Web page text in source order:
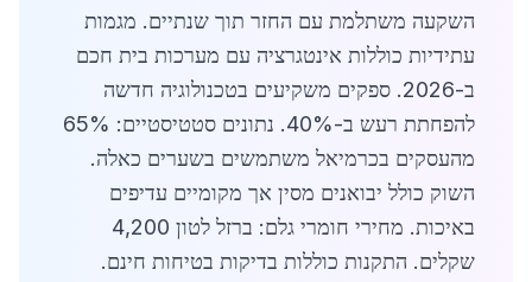
השקעה משתלמת עם החזר תוך שנתיים. מגמות
עתידיות כוללות אינטגרציה עם מערכות בית חכם
ב-2026. ספקים משקיעים בטכנולוגיה חדשה
להפחתת רעש ב-40%. נתונים סטטיסטיים: 65%
מהעסקים בכרמיאל משתמשים בשערים כאלה.
השוק כולל יבואנים מסין אך מקומיים עדיפים
באיכות. מחירי חומרי גלם: ברזל לטון 4,200
שקלים. התקנות כוללות בדיקות בטיחות חינם.